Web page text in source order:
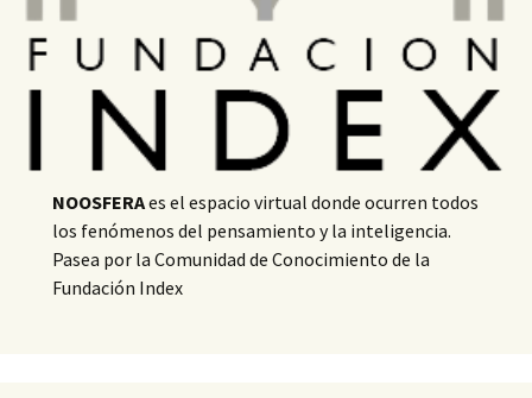
NOOSFERAes el espacio virtual donde ocurren todos
los fenómenos del pensamiento y la inteligencia.
Pasea por la Comunidad de Conocimiento de la
Fundación Index